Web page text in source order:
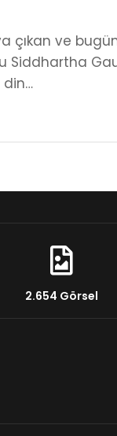
çıkan ve
din…
2.654 Görsel